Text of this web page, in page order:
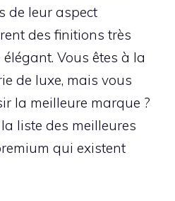
de leur aspect
des finitions très
Vous êtes à la
de luxe, mais vous
la meilleure marque ?
liste des meilleures
qui existent